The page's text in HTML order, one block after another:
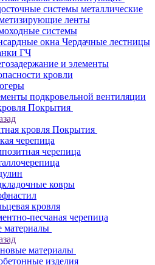
системы металлические
ленты
системы
окна Чердачные лестницы
ГЧ
и элементы
кровли
подкровельной вентиляции
Покрытия
кровля Покрытия
черепица
черепица
ковры
кровля
песчаная черепица
материалы
материалы
изделия